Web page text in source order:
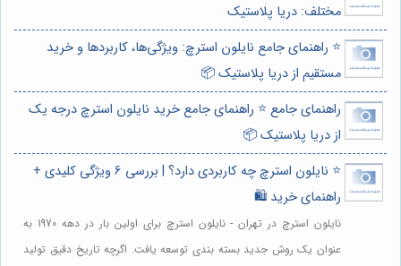
مختلف: دریا پلاستیک
⭐️ راهنمای جامع نایلون استرچ: ویژگی‌ها، کاربردها و خرید
مستقیم از دریا پلاستیک 📦
راهنمای جامع ⭐️ راهنمای جامع خرید نایلون استرچ درجه یک
از دریا پلاستیک 📦
⭐️ نایلون استرچ چه کاربردی دارد؟ | بررسی 6 ویژگی کلیدی +
راهنمای خرید 🛍️
نایلون استرچ در تهران - نایلون استرچ برای اولین بار در دهه 1970 به
عنوان یک روش جدید بسته بندی توسعه یافت. اگرچه تاریخ دقیق تولید